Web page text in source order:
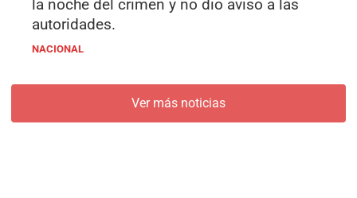
la noche del crimen y no dio aviso a las
autoridades.
NACIONAL
Ver más noticias